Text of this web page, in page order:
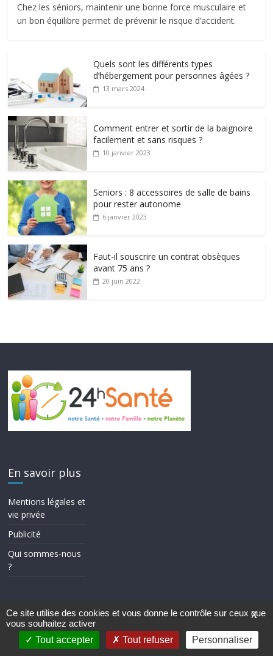
Chez les séniors, maintenir une bonne force musculaire et
un bon équilibre permet de prévenir le risque d’accident.
Quels sont les différents types
d’hébergement pour personnes âgées ?
13 mars 2024
Comment entrer et sortir de la baignoire
facilement et sans risques ?
10 janvier 2023
Seniors : 8 accessoires de salle de bains
pour rester autonome
6 janvier 2023
Faut-il souscrire un contrat obsèques
avant 75 ans ?
20 juin 2022
En savoir plus
Mentions légales et
vie privée
Publicité
Qui sommes-nous
?
Copyright © 2026
Theme ColorMag par
ThemeGrill.. Propulsé parWordPress.
X
Ce site utilise des cookies et vous donne le contrôle sur ceux que
vous souhaitez activer
Tout accepter
Tout refuser Personnaliser